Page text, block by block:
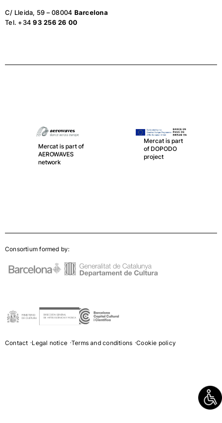
C/ Lleida, 59 – 08004 Barcelona
Tel. +3493 256 26 00
Mercat is part of
AEROWAVES
network
Mercat is part
of DOPODO
project
Consortium formed by:
Contact Legal notice Terms and conditions Cookie policy